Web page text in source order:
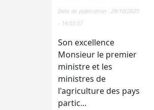
Date de publication : 29/10/2025
- 14:03:57
Son excellence
Monsieur le premier
ministre et les
ministres de
l'agriculture des pays
partic...